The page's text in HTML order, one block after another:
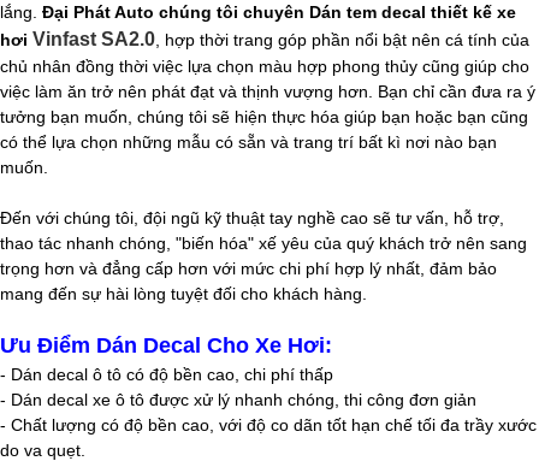
lắng. Đại Phát Auto chúng tôi chuyên Dán tem decal thiết kế xe
hơi Vinfast SA2.0 , hợp thời trang góp phần nổi bật nên cá tính của
chủ nhân đồng thời việc lựa chọn màu hợp phong thủy cũng giúp cho
việc làm ăn trở nên phát đạt và thịnh vượng hơn. Bạn chỉ cần đưa ra ý
tưởng bạn muốn, chúng tôi sẽ hiện thực hóa giúp bạn hoặc bạn cũng
có thể lựa chọn những mẫu có sẵn và trang trí bất kì nơi nào bạn
muốn.
Đến với chúng tôi, đội ngũ kỹ thuật tay nghề cao sẽ tư vấn, hỗ trợ,
thao tác nhanh chóng, "biến hóa" xế yêu của quý khách trở nên sang
trọng hơn và đẳng cấp hơn với mức chi phí hợp lý nhất, đảm bảo
mang đến sự hài lòng tuyệt đối cho khách hàng.
Ưu Điểm Dán Decal Cho Xe Hơi:
- Dán decal ô tô có độ bền cao, chi phí thấp
- Dán decal xe ô tô được xử lý nhanh chóng, thi công đơn giản
- Chất lượng có độ bền cao, với độ co dãn tốt hạn chế tối đa trầy xước
do va quẹt.